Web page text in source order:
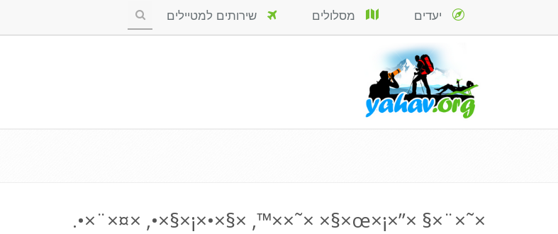
יעדים מסלולים שירותים למטיילים
×˜×¨×§ ×”×¡×œ×§× ×˜××™, ×§×•×¡×§×•, ×¤×¨×•.